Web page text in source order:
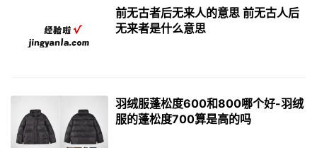
前无古者后无来人的意思 前无古人后
无来者是什么意思
羽绒服蓬松度600和800哪个好-羽绒
服的蓬松度700算是高的吗